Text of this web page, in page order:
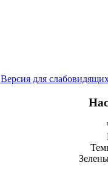
Версия для